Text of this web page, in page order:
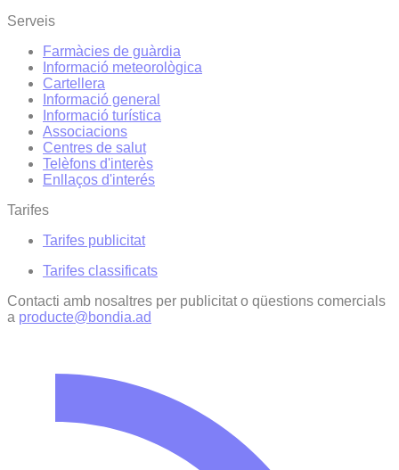
Serveis
Farmàcies de guàrdia
Informació meteorològica
Cartellera
Informació general
Informació turística
Associacions
Centres de salut
Telèfons d'interès
Enllaços d'interés
Tarifes
Tarifes publicitat
Tarifes classificats
Contacti amb nosaltres per publicitat o qüestions comercials
a producte@bondia.ad